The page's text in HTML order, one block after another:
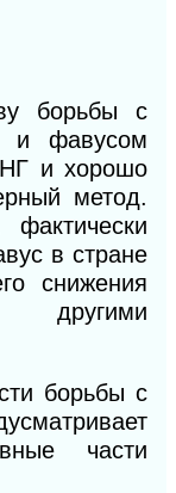
борьбы с
и фавусом
и хорошо
метод.
в стране
снижения
борьбы с
части